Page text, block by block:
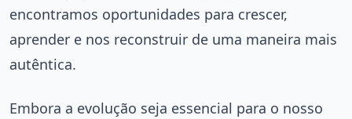
encontramos oportunidades para crescer,
aprender e nos reconstruir de uma maneira mais
autêntica.
Embora a evolução seja essencial para o nosso